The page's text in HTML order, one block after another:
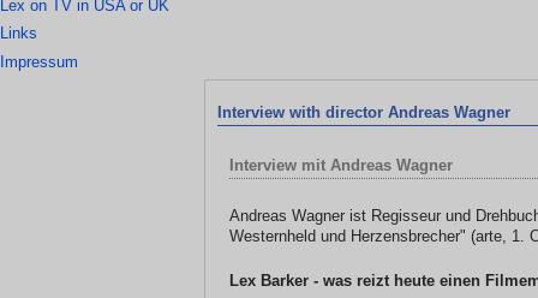
Lex on TV in USA or UK
Links
Impressum
Interview with director Andreas Wagner
Interview mit Andreas Wagner
Andreas Wagner ist Regisseur und
Westernheld und Herzensbrecher" (arte, 1.
Lex Barker - was reizt heute einen